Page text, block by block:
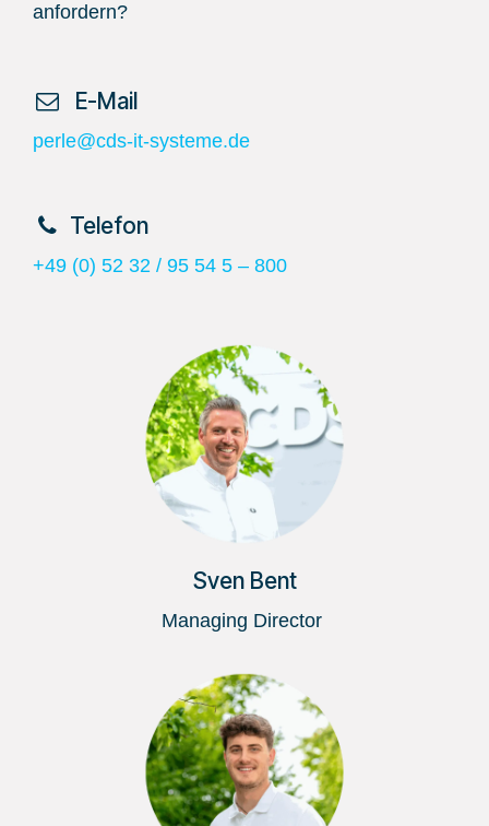
anfordern?
​ E-Mail
perle@cds-it-systeme.de
​Telefon
+49 (0) 52 32 / 95 54 5 – 800
Sven Bent
Managing Director